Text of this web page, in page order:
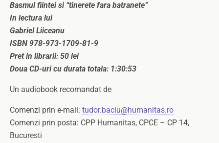
Basmul fiintei si “tinerete fara batranete”
In lectura lui
Gabriel Liiceanu
ISBN 978-973-1709-81-9
Pret in librarii: 50 lei
Doua CD-uri cu durata totala: 1:30:53
Un audiobook recomandat de
Comenzi prin e-mail: tudor.baciu@humanitas.ro
Comenzi prin posta: CPP Humanitas, CPCE – CP 14,
Bucuresti